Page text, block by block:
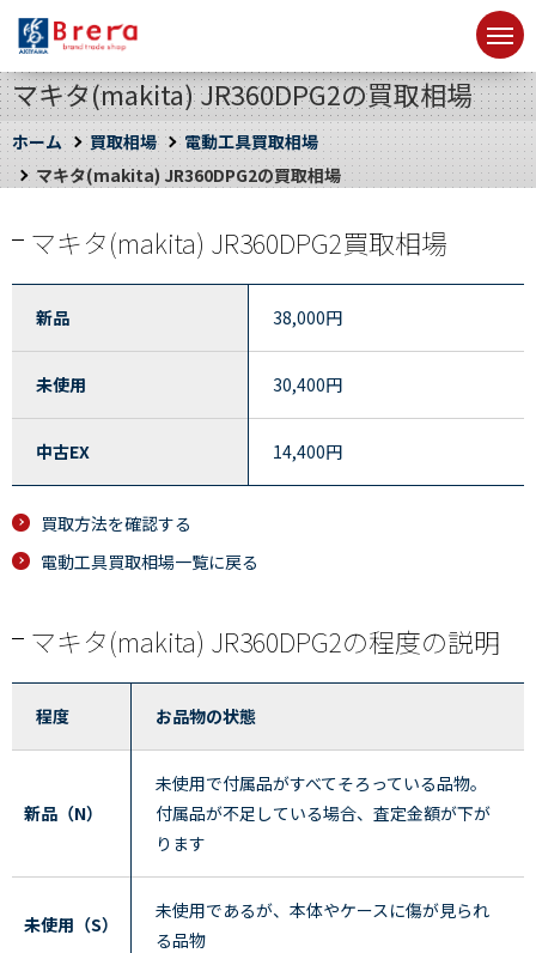
マキタ(makita) JR360DPG2の買取相場
ホーム 買取相場
電動工具買取相場
マキタ(makita) JR360DPG2の買取相場
マキタ(makita) JR360DPG2買取相場
新品 38,000円
未使用 30,400円
中古EX 14,400円
買取方法を確認する
電動工具買取相場一覧に戻る
マキタ(makita) JR360DPG2の程度の説明
程度 お品物の状態
新品（N）
未使用で付属品がすべてそろっている品物。
付属品が不足している場合、査定金額が下が
ります
未使用（S）
未使用であるが、本体やケースに傷が見られ
る品物